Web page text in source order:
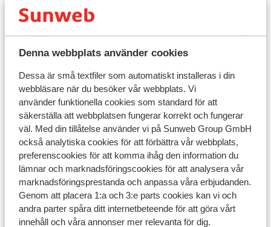
Denna webbplats använder cookies
Dessa är små textfiler som automatiskt installeras i din
webbläsare när du besöker vår webbplats. Vi
använder funktionella cookies som standard för att
säkerställa att webbplatsen fungerar korrekt och fungerar
väl. Med din tillåtelse använder vi på Sunweb Group GmbH
också analytiska cookies för att förbättra vår webbplats,
preferenscookies för att komma ihåg den information du
lämnar och marknadsföringscookies för att analysera vår
marknadsföringsprestanda och anpassa våra erbjudanden.
Genom att placera 1:a och 3:e parts cookies kan vi och
andra parter spåra ditt internetbeteende för att göra vårt
innehåll och våra annonser mer relevanta för dig.
Visa på karta
I området
Avstånd till centrum: ca 200 m
Avstånd till pist ca 0 m
Avstånd till skidlift ca 400 m
Närmaste kiosk ca 150 m
Lugnt läge